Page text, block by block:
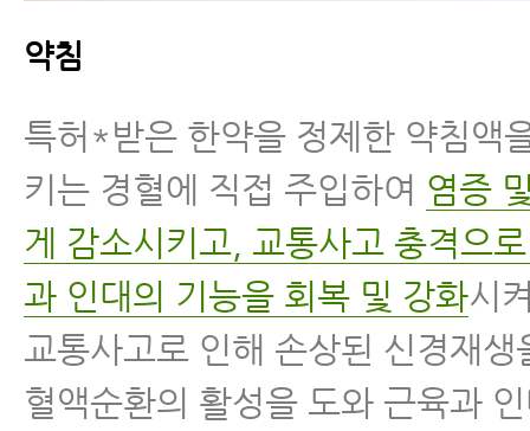
약침
특허*받은 한약을 정제한 약침액
키는 경혈에 직접 주입하여 염증
게 감소시키고, 교통사고 충격으
과 인대의 기능을 회복 및 강화시
교통사고로 인해 손상된 신경재생
혈액순환의 활성을 도와 근육과